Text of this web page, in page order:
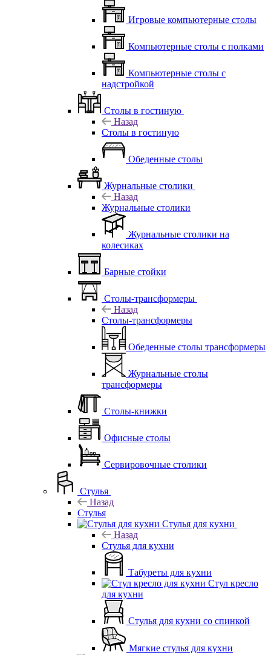
Игровые компьютерные столы
Компьютерные столы с полками
Компьютерные столы с
надстройкой
Столы в гостиную
Назад
Столы в гостиную
Обеденные столы
Журнальные столики
Назад
Журнальные столики
Журнальные столики на
колесиках
Барные стойки
Столы-трансформеры
Назад
Столы-трансформеры
Обеденные столы трансформеры
Журнальные столы
трансформеры
Столы-книжки
Офисные столы
Сервировочные столики
Стулья
Назад
Стулья
Стулья для кухни
Назад
Стулья для кухни
Табуреты для кухни
Стул кресло
для кухни
Стулья для кухни со спинкой
Мягкие стулья для кухни